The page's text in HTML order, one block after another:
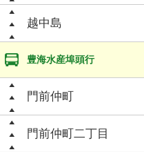
越中島
豊海水産埠頭行
門前仲町
門前仲町二丁目